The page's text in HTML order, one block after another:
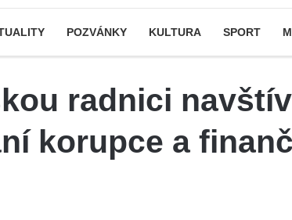
POZVÁNKY KULTURA SPORT
radnici
korupce a